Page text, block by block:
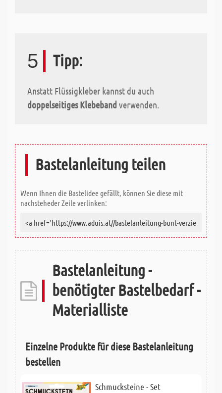
5 Tipp:
Anstatt Flüssigkleber kannst du auch
doppelseitiges Klebeband verwenden.
Bastelanleitung teilen
Wenn Ihnen die Bastelidee gefällt, können Sie diese mit
nachsteheder Zeile verlinken:
Bastelanleitung -
benötigter Bastelbedarf -
Materialliste
Einzelne Produkte für diese Bastelanleitung
bestellen
Schmucksteine - Set